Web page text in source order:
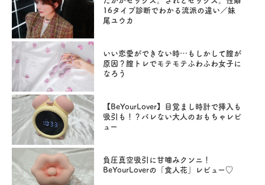
16タイプ診断でわかる流派の違い／妹
尾ユウカ
いい恋愛ができない時…もしかして膣が
原因？膣トレでモテモテふわふわ女子に
なろう
【BeYourLover】目覚まし時計で挿入も
吸引も！？バレない大人のおもちゃレビ
ュー
負圧真空吸引に甘噛みクンニ！
BeYourLoverの「食人花」レビュー♡